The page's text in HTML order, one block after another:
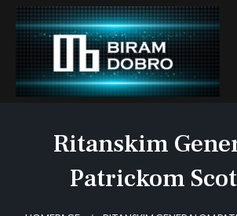
Skip
content
Ritanskim
Patrickom